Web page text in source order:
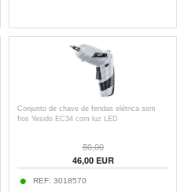
Conjunto de chave de fendas elétrica sem
fios Yesido EC34 com luz LED
50,00
46,00EUR
REF: 3018570